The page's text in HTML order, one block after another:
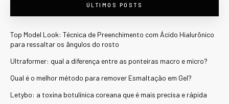
ÚLTIMOS POSTS
Top Model Look: Técnica de Preenchimento com Ácido Hialurônico
para ressaltar os ângulos do rosto
Ultraformer: qual a diferença entre as ponteiras macro e micro?
Qual é o melhor método para remover Esmaltação em Gel?
Letybo: a toxina botulínica coreana que é mais precisa e rápida